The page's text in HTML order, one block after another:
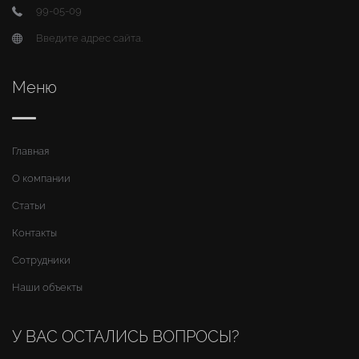
99-05-09
Введите адрес сайта.
Меню
Главная
О компании
Статьи
Контакты
Сотрудники
Наши объекты
У ВАС ОСТАЛИСЬ ВОПРОСЫ?